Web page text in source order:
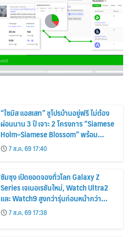
“ไซมิส แอสเสท” ชูโปรบ้านอยู่ฟรี ไม่ต้อง
ผ่อนนาน 3 ปี เจาะ 2 โครงการ “Siamese
Holm–Siamese Blossom” พร้อม
ส่วนลดและสิทธิพิเศษถึง 31 สิงหาคม
2569
7 ส.ค. 69 17:40
ซัมซุง เปิดยอดจองทั่วโลก Galaxy Z
Series เจเนอเรชันใหม่, Watch Ultra2
และ Watch9 สูงกว่ารุ่นก่อนหน้ากว่า
30%7 ส.ค. 69 17:38